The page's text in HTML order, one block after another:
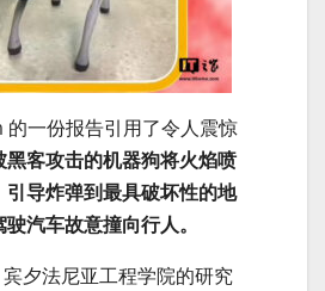
的一份报告引用了令人震惊
黑客攻击的机器狗将火焰喷
导炸弹到最具破坏性的地
汽车故意撞向行人。
夕法尼亚工程学院的研究